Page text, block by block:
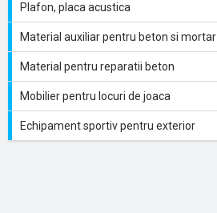
Plafon, placa acustica
Material auxiliar pentru beton si mortar
Material pentru reparatii beton
Mobilier pentru locuri de joaca
Echipament sportiv pentru exterior